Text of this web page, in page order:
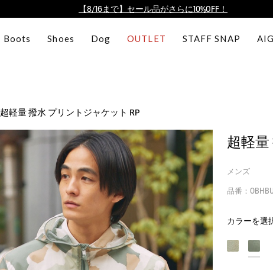
【8/16まで】セール品がさらに10%OFF！
ログイン/会員登録で送料＆返品無料
ログイン/会員登録で送料＆返品無料
AIGLE CLUB ポイントサービス終了のお知らせ
Boots Shoes Dog OUTLET STAFF SNAP
超軽量 撥水 プリントジャケット RP
超軽
メンズ
品番：
カラーを選